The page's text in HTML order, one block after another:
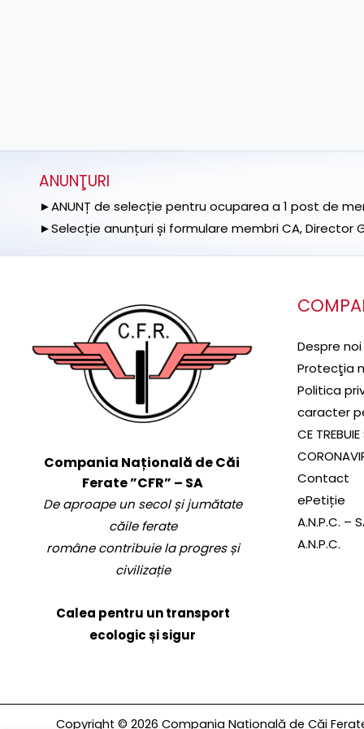
ANUNŢURI
►ANUNȚ de selecție pentru ocuparea a 1 post de
►Selecție anunțuri și formulare membri CA, Director
Compania Națională de Căi
Ferate ”CFR” – SA
De aproape un secol și jumătate
căile ferate
române contribuie la progres și
civilizație
Calea pentru un transport
ecologic și sigur
Despre noi
Protecţia
Politica
caracter
CE
Contact
ePetiție
A.N.P.C. –
A.N.P.C.
Copyright © 2026 Compania Națională de Căi